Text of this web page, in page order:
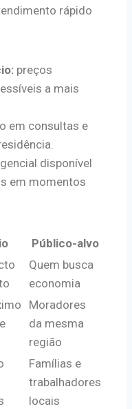
rápido
preços
a mais
em consultas e
disponível
em momentos
Público-alvo
Quem busca
economia
Moradores
da mesma
região
Famílias e
trabalhadores
locais